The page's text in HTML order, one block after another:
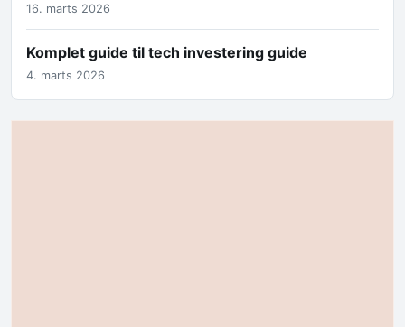
16. marts 2026
Komplet guide til tech investering guide
4. marts 2026